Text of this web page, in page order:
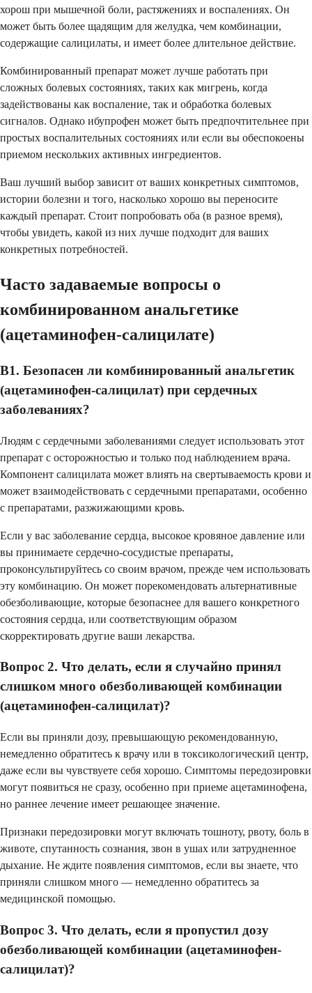
хорош при мышечной боли, растяжениях и воспалениях. Он
может быть более щадящим для желудка, чем комбинации,
содержащие салицилаты, и имеет более длительное действие.
Комбинированный препарат может лучше работать при
сложных болевых состояниях, таких как мигрень, когда
задействованы как воспаление, так и обработка болевых
сигналов. Однако ибупрофен может быть предпочтительнее при
простых воспалительных состояниях или если вы обеспокоены
приемом нескольких активных ингредиентов.
Ваш лучший выбор зависит от ваших конкретных симптомов,
истории болезни и того, насколько хорошо вы переносите
каждый препарат. Стоит попробовать оба (в разное время),
чтобы увидеть, какой из них лучше подходит для ваших
конкретных потребностей.
Часто задаваемые вопросы о
комбинированном анальгетике
(ацетаминофен-салицилате)
В1. Безопасен ли комбинированный анальгетик
(ацетаминофен-салицилат) при сердечных
заболеваниях?
Людям с сердечными заболеваниями следует использовать этот
препарат с осторожностью и только под наблюдением врача.
Компонент салицилата может влиять на свертываемость крови и
может взаимодействовать с сердечными препаратами, особенно
с препаратами, разжижающими кровь.
Если у вас заболевание сердца, высокое кровяное давление или
вы принимаете сердечно-сосудистые препараты,
проконсультируйтесь со своим врачом, прежде чем использовать
эту комбинацию. Он может порекомендовать альтернативные
обезболивающие, которые безопаснее для вашего конкретного
состояния сердца, или соответствующим образом
скорректировать другие ваши лекарства.
Вопрос 2. Что делать, если я случайно принял
слишком много обезболивающей комбинации
(ацетаминофен-салицилат)?
Если вы приняли дозу, превышающую рекомендованную,
немедленно обратитесь к врачу или в токсикологический центр,
даже если вы чувствуете себя хорошо. Симптомы передозировки
могут появиться не сразу, особенно при приеме ацетаминофена,
но раннее лечение имеет решающее значение.
Признаки передозировки могут включать тошноту, рвоту, боль в
животе, спутанность сознания, звон в ушах или затрудненное
дыхание. Не ждите появления симптомов, если вы знаете, что
приняли слишком много — немедленно обратитесь за
медицинской помощью.
Вопрос 3. Что делать, если я пропустил дозу
обезболивающей комбинации (ацетаминофен-
салицилат)?